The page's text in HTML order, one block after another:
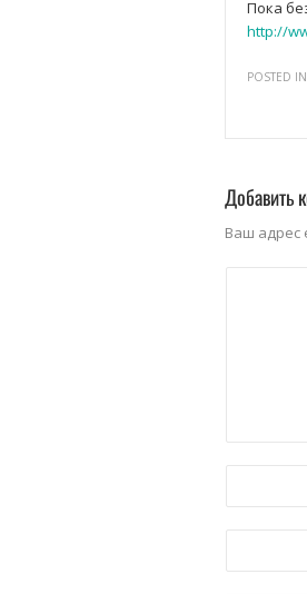
Пока
http://
POSTED
Добавить
Ваш адрес